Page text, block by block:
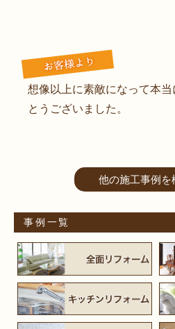
想像以上に素敵になって本
とうございました。
他の施工事例を
事例一覧